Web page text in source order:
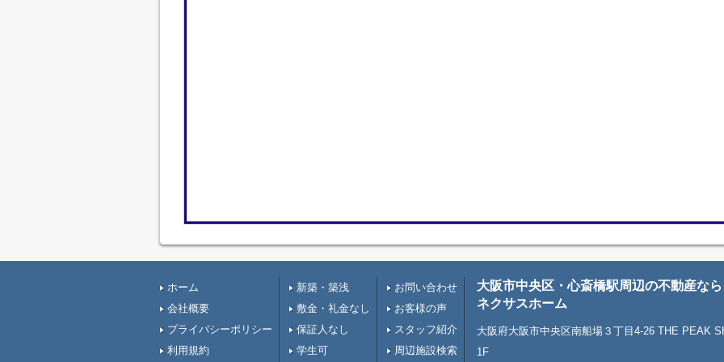
ホーム
会社概要
プライバシーポリシー
利用規約
新築・築浅
敷金・礼金なし
保証人なし
学生可
お問い合わせ
お客様の声
スタッフ紹介
周辺施設検索
大阪市中央区・心斎橋駅周辺の不動産なら
ネクサスホーム
大阪府大阪市中央区南船場３丁目4-26 THE PEAK
1F